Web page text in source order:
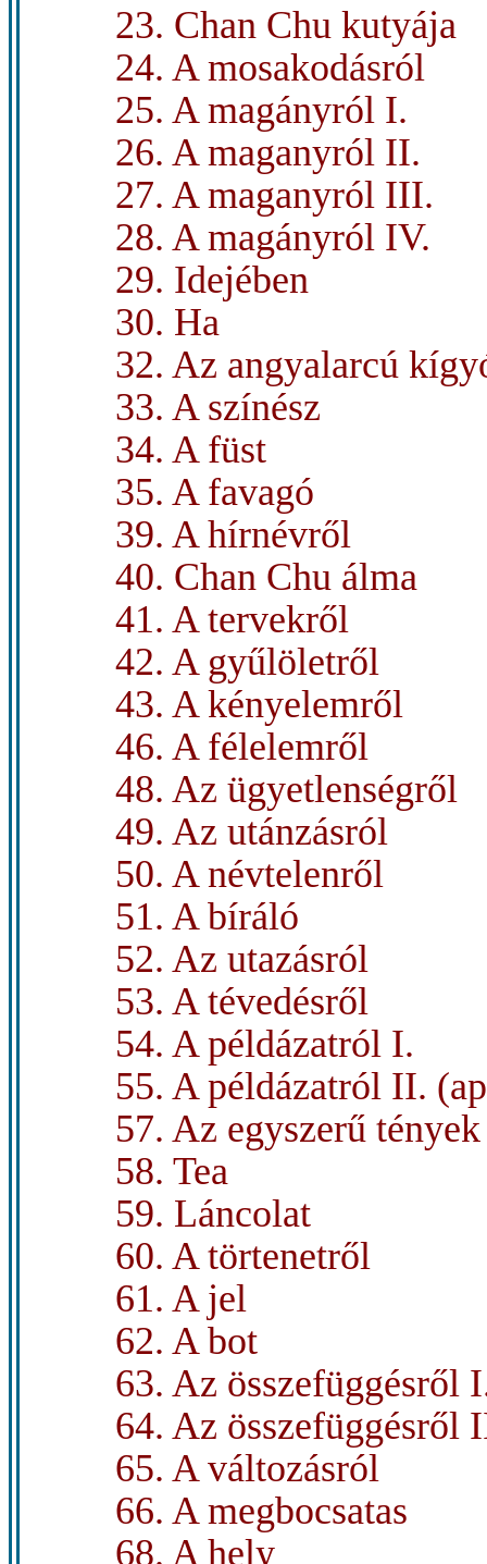
23. Chan Chu kutyája
24. A mosakodásról
25. A magányról I.
26. A maganyról II.
27. A maganyról III.
28. A magányról IV.
29. Idejében
30. Ha
32. Az angyalarcú
33. A színész
34. A füst
35. A favagó
39. A hírnévről
40. Chan Chu álma
41. A tervekről
42. A gyűlöletről
43. A kényelemről
46. A félelemről
48. Az ügyetlenségről
49. Az utánzásról
50. A névtelenről
51. A bíráló
52. Az utazásról
53. A tévedésről
54. A példázatról I.
55. A példázatról II.
57. Az egyszerű
58. Tea
59. Láncolat
60. A törtenetről
61. A jel
62. A bot
63. Az összefüggésről
64. Az összefüggésről
65. A változásról
66. A megbocsatas
68. A hely